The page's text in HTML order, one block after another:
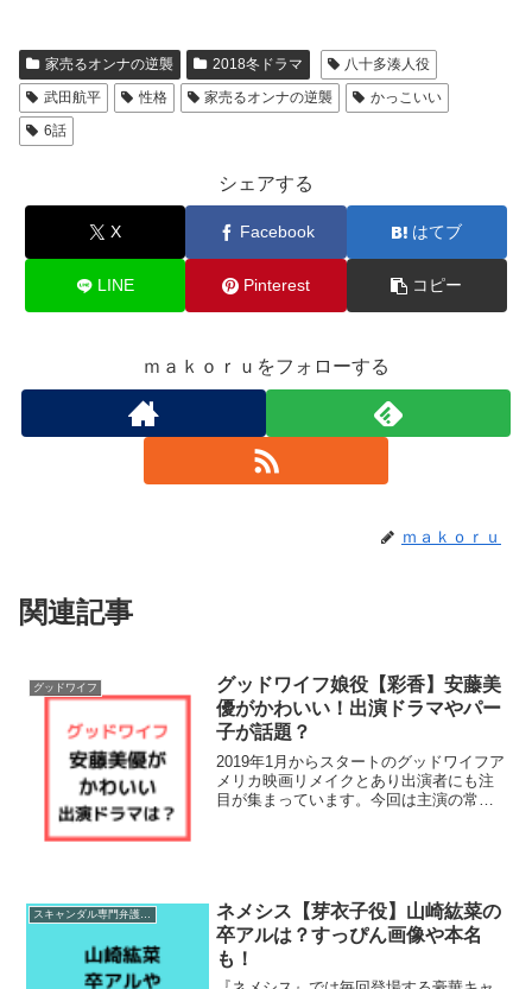
家売るオンナの逆襲 2018冬ドラマ
八十多湊人役
武田航平
性格 家売るオンナの逆襲
かっこいい
6話
シェアする
X Facebook はてブ
LINE Pinterest コピー
ｍａｋｏｒｕをフォローする
ｍａｋｏｒｕ
関連記事
グッドワイフ
グッドワイフ娘役【彩香】安藤美
優がかわいい！出演ドラマやパー
子が話題？
2019年1月からスタートのグッドワイフア
メリカ映画リメイクとあり出演者にも注
目が集まっています。今回は主演の常盤
スキャンダル専門弁護士QUEEN
ネメシス【芽衣子役】山崎紘菜の
卒アルは？すっぴん画像や本名
も！